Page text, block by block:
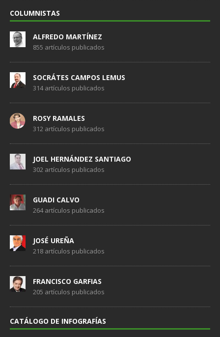
COLUMNISTAS
ALFREDO MARTÍNEZ
855 artículos publicados
SOCRÁTES CAMPOS LEMUS
314 artículos publicados
ROSY RAMALES
312 artículos publicados
JOEL HERNÁNDEZ SANTIAGO
302 artículos publicados
GUADI CALVO
264 artículos publicados
JOSÉ UREÑA
218 artículos publicados
FRANCISCO GARFIAS
205 artículos publicados
CATÁLOGO DE INFOGRAFÍAS